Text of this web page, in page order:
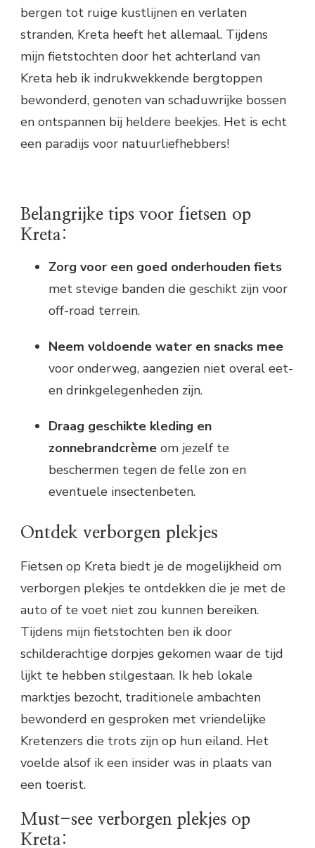
bergen tot ruige kustlijnen en verlaten
stranden, Kreta heeft het allemaal. Tijdens
mijn fietstochten door het achterland van
Kreta heb ik indrukwekkende bergtoppen
bewonderd, genoten van schaduwrijke bossen
en ontspannen bij heldere beekjes. Het is echt
een paradijs voor natuurliefhebbers!
Belangrijke tips voor fietsen op
Kreta:
Zorg voor een goed onderhouden fiets
met stevige banden die geschikt zijn voor
off-road terrein.
Neem voldoende water en snacks mee
voor onderweg, aangezien niet overal eet-
en drinkgelegenheden zijn.
Draag geschikte kleding en
zonnebrandcrème om jezelf te
beschermen tegen de felle zon en
eventuele insectenbeten.
Ontdek verborgen plekjes
Fietsen op Kreta biedt je de mogelijkheid om
verborgen plekjes te ontdekken die je met de
auto of te voet niet zou kunnen bereiken.
Tijdens mijn fietstochten ben ik door
schilderachtige dorpjes gekomen waar de tijd
lijkt te hebben stilgestaan. Ik heb lokale
marktjes bezocht, traditionele ambachten
bewonderd en gesproken met vriendelijke
Kretenzers die trots zijn op hun eiland. Het
voelde alsof ik een insider was in plaats van
een toerist.
Must-see verborgen plekjes op
Kreta: